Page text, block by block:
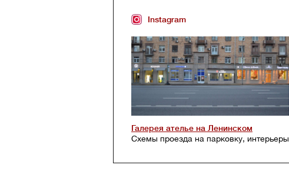
Instagram
Галерея ателье на Ленинском
Схемы проезда на парковку, интерьеры